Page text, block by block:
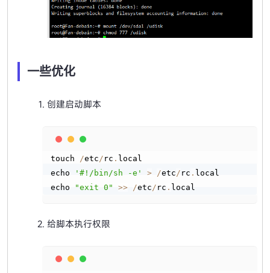
一些优化
创建启动脚本
touch /etc/ rc . local
echo
'#!/bin/sh -e' > /etc/ rc . local
echo
"exit 0" >> /etc/ rc . local
给脚本执行权限